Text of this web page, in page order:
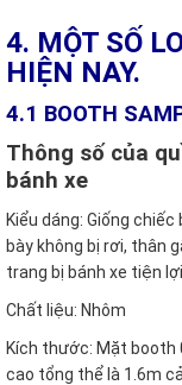
4. MỘT SỐ
HIỆN NAY.
4.1 BOOTH
Thông số của
bánh xe
Kiểu dáng: Giống
bày không bị rơi, thân
trang bị bánh xe tiện
Chất liệu: Nhôm
Kích thước: Mặt booth
cao tổng thể là 1.6m